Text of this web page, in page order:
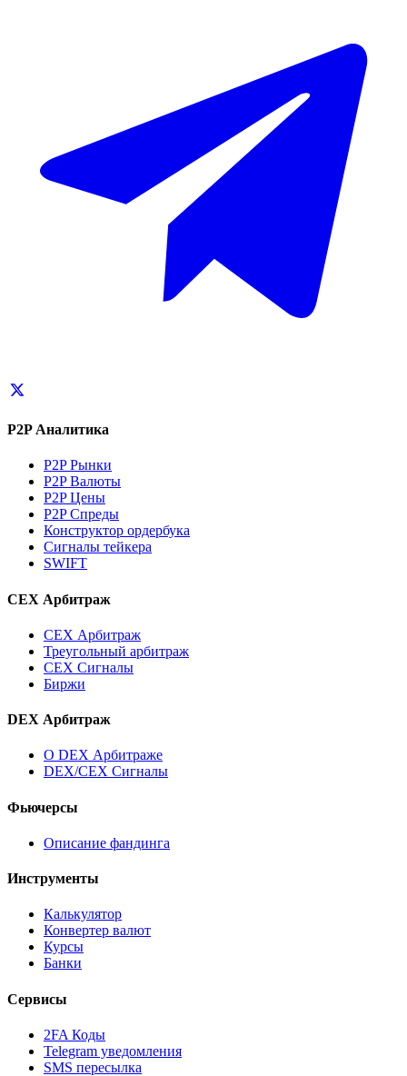
P2P Аналитика
P2P Рынки
P2P Валюты
P2P Цены
P2P Спреды
Конструктор ордербука
Сигналы тейкера
SWIFT
CEX Арбитраж
CEX Арбитраж
Треугольный арбитраж
CEX Сигналы
Биржи
DEX Арбитраж
О DEX Арбитраже
DEX/CEX Сигналы
Фьючерсы
Описание фандинга
Инструменты
Калькулятор
Конвертер валют
Курсы
Банки
Сервисы
2FA Коды
Telegram уведомления
SMS пересылка